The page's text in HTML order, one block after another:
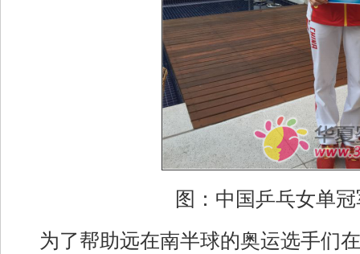
图：中国乒乓女单
为了帮助远在南半球的奥运选手们